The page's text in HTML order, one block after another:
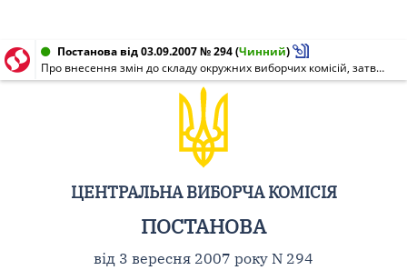
Постанова від 03.09.2007 № 294(Чинний)
Про внесення змін до складу окружних виборчих комісій, затвердженого постановою Центральної виборчої комісії від 13 серпня 2007 року N 99 "Про утворення окружних виборчих комісій територіальних виборчих округів з позачергових виборів народних депутатів України 30 вересня 2007 року"
ЦЕНТРАЛЬНА ВИБОРЧА КОМІСІЯ
ПОСТАНОВА
від 3 вересня 2007 року N 294